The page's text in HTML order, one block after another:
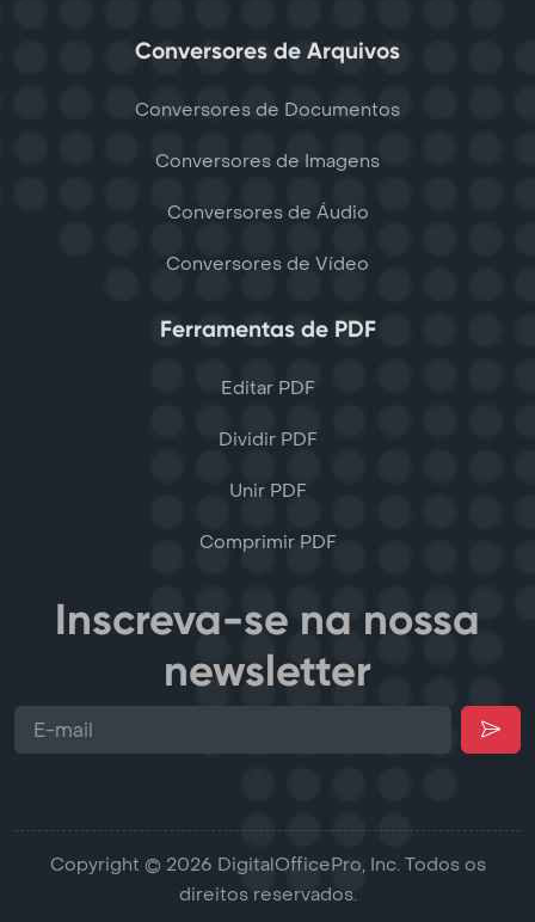
Conversores de Arquivos
Conversores de Documentos
Conversores de Imagens
Conversores de Áudio
Conversores de Vídeo
Ferramentas de PDF
Editar PDF
Dividir PDF
Unir PDF
Comprimir PDF
Inscreva-se na nossa
newsletter
Copyright © 2026 DigitalOfficePro, Inc. Todos os
direitos reservados.